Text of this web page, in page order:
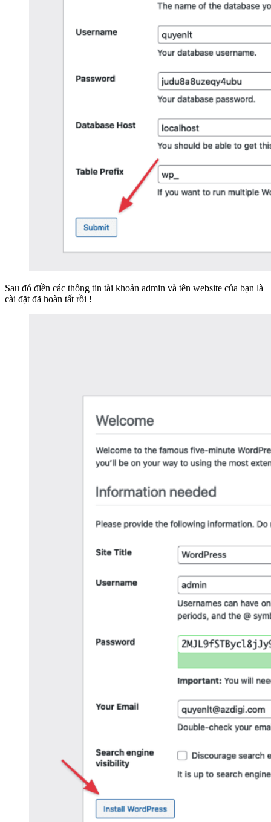
Sau đó điền các thông tin tài khoản admin và tên website của bạn là
cài đặt đã hoàn tất rồi !